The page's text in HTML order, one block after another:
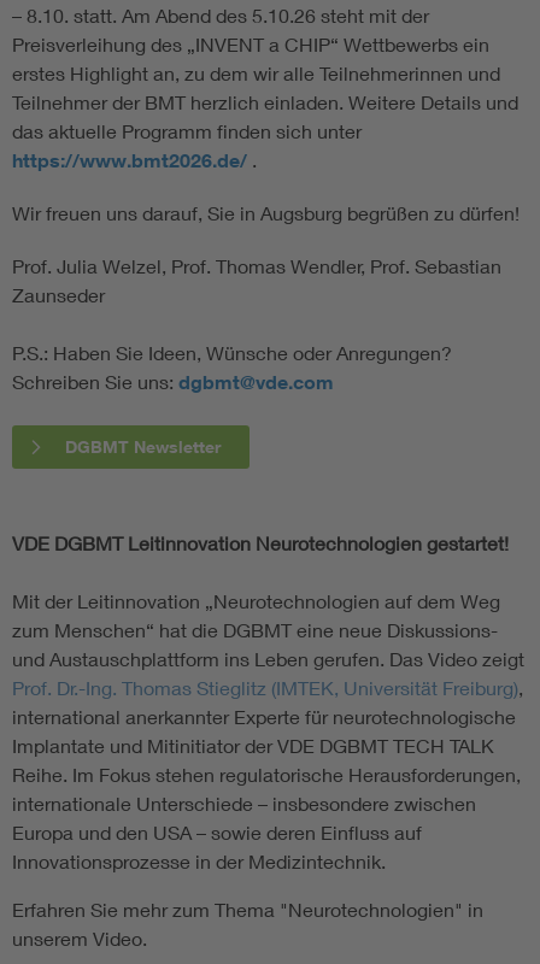
– 8.10. statt. Am Abend des 5.10.26 steht mit der
Preisverleihung des „INVENT a CHIP“ Wettbewerbs ein
erstes Highlight an, zu dem wir alle Teilnehmerinnen und
Teilnehmer der BMT herzlich einladen. Weitere Details und
das aktuelle Programm finden sich unter
https://www.bmt2026.de/ .
Wir freuen uns darauf, Sie in Augsburg begrüßen zu dürfen!
Prof. Julia Welzel, Prof. Thomas Wendler, Prof. Sebastian
Zaunseder
P.S.: Haben Sie Ideen, Wünsche oder Anregungen?
Schreiben Sie uns: dgbmt@vde.com
DGBMT Newsletter
VDE DGBMT Leitinnovation Neurotechnologien gestartet!
Mit der Leitinnovation „Neurotechnologien auf dem Weg
zum Menschen“ hat die DGBMT eine neue Diskussions-
und Austauschplattform ins Leben gerufen. Das Video zeigt
Prof. Dr.-Ing. Thomas Stieglitz (IMTEK, Universität Freiburg),
international anerkannter Experte für neurotechnologische
Implantate und Mitinitiator der VDE DGBMT TECH TALK
Reihe. Im Fokus stehen regulatorische Herausforderungen,
internationale Unterschiede – insbesondere zwischen
Europa und den USA – sowie deren Einfluss auf
Innovationsprozesse in der Medizintechnik.
Erfahren Sie mehr zum Thema "Neurotechnologien" in
unserem Video.